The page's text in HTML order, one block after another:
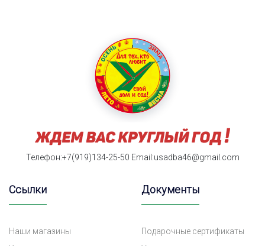
Телефон:+7(919)134-25-50 Email:usadba46@gmail.com
Ссылки
Наши магазины
Документы
Подарочные сертификаты